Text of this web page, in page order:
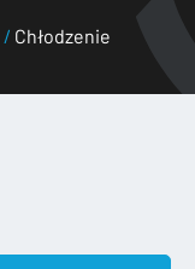
/ Chłodzenie